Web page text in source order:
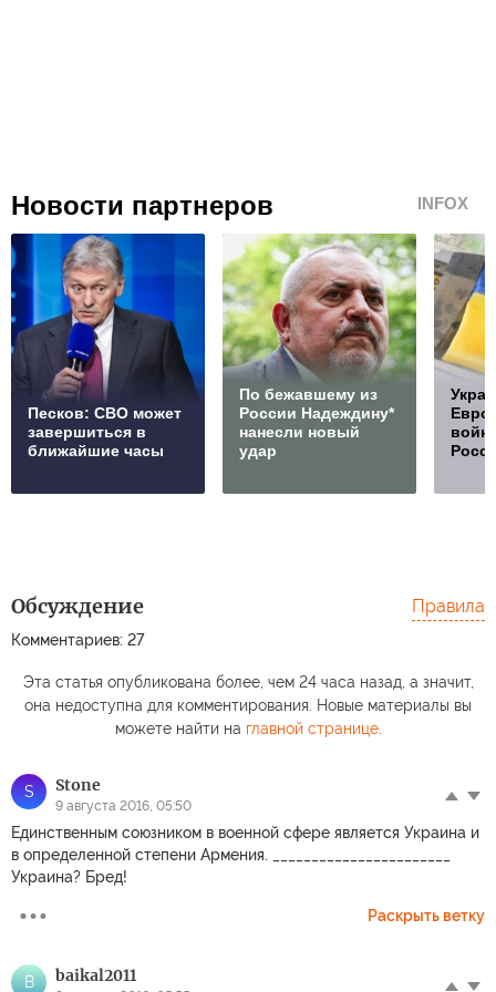
Новости партнеров INFOX
Песков: СВО может
завершиться в
ближайшие часы
По бежавшему из
России Надеждину*
нанесли новый
удар
Обсуждение
Комментариев: 27
Правила
Эта статья опубликована более, чем 24 часа назад, а значит,
она недоступна для комментирования. Новые материалы вы
можете найти на главной странице.
S Stоne
9 августа 2016, 05:50
Единственным союзником в военной сфере является Украина и
в определенной степени Армения. _______________________
Украина? Бред!
Раскрыть ветку
B baikal2011